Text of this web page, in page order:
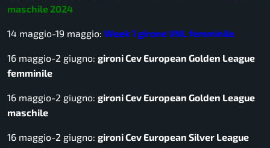
maschile 2024
14 maggio-19 maggio: Week 1 girone VNL femminile
16 maggio-2 giugno: gironi Cev European Golden League
femminile
16 maggio-2 giugno: gironi Cev European Golden League
maschile
16 maggio-2 giugno: gironi Cev European Silver League